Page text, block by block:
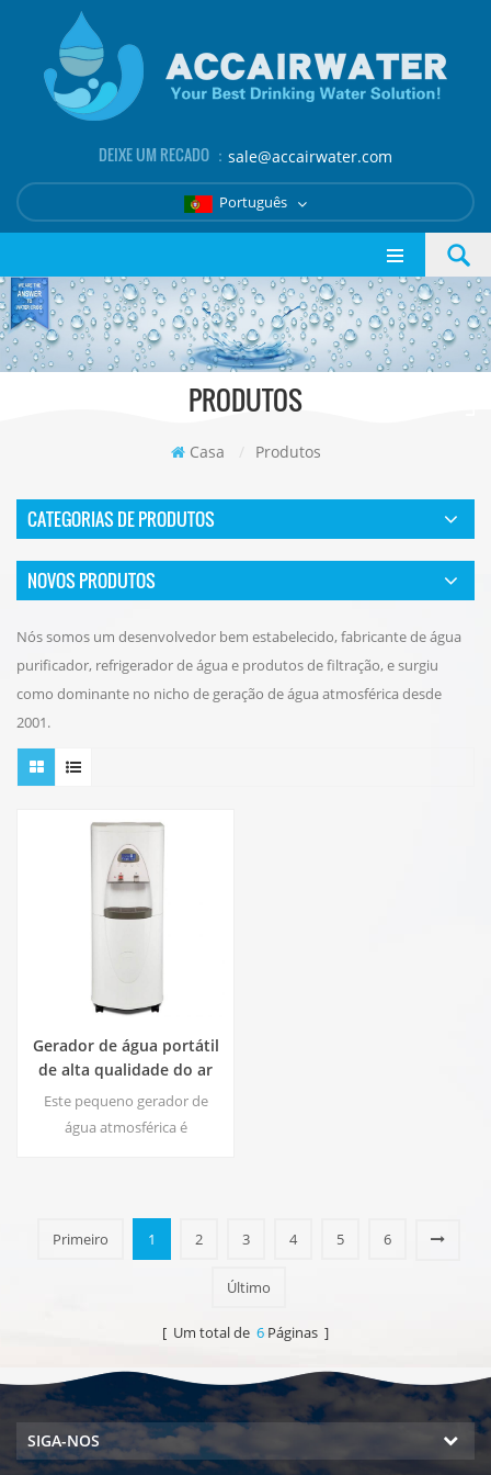
DEIXE UM RECADO ： sale@accairwater.com
Português
PRODUTOS
Casa / Produtos
CATEGORIAS DE PRODUTOS
NOVOS PRODUTOS
Nós somos um desenvolvedor bem estabelecido, fabricante de água
purificador, refrigerador de água e produtos de filtração, e surgiu
como dominante no nicho de geração de água atmosférica desde
2001.
Gerador de água portátil
de alta qualidade do ar
HR-77M
Este pequeno gerador de
água atmosférica é
pura. Saída de água pura
quente e fria. Tela de LCD.
Primeiro 1 2 3 4 5 6
Último
[ Um total de 6 Páginas ]
SIGA-NOS